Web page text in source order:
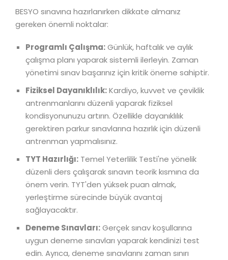
BESYO sınavına hazırlanırken dikkate almanız
gereken önemli noktalar:
Programlı Çalışma:Günlük, haftalık ve aylık
çalışma planı yaparak sistemli ilerleyin. Zaman
yönetimi sınav başarınız için kritik öneme sahiptir.
Fiziksel Dayanıklılık:Kardiyo, kuvvet ve çeviklik
antrenmanlarını düzenli yaparak fiziksel
kondisyonunuzu artırın. Özellikle dayanıklılık
gerektiren parkur sınavlarına hazırlık için düzenli
antrenman yapmalısınız.
TYT Hazırlığı: Temel Yeterlilik Testi'ne yönelik
düzenli ders çalışarak sınavın teorik kısmına da
önem verin. TYT'den yüksek puan almak,
yerleştirme sürecinde büyük avantaj
sağlayacaktır.
Deneme Sınavları:Gerçek sınav koşullarına
uygun deneme sınavları yaparak kendinizi test
edin. Ayrıca, deneme sınavlarını zaman sınırı